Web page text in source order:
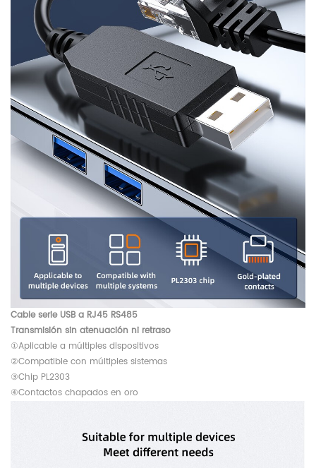
Cable serie USB a RJ45 RS485
Transmisión sin atenuación ni retraso
①Aplicable a múltiples dispositivos
②Compatible con múltiples sistemas
③Chip PL2303
④Contactos chapados en oro